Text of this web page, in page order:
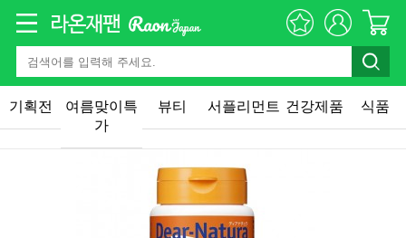
기획전
여름맞이특
가
뷰티 서플리먼트 건강제품 식품